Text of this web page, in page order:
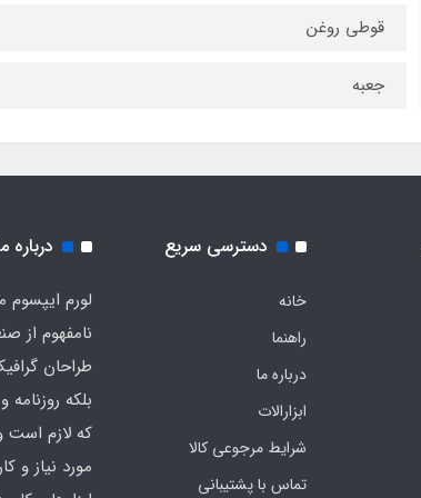
قوطی روغن
جعبه
دسترسی سریع
خانه
راهنما
درباره ما
ابزارالات
شرایط مرجوعی کالا
تماس با پشتیبانی
درباره
لورم
نامفهوم از
طراحان
بلکه
که لازم است
مورد نیاز و